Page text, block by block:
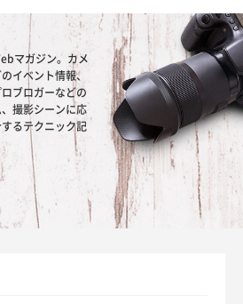
マガジン。カメ
イベント情報、
ブロガーなどの
撮影シーンに応
るテクニック記